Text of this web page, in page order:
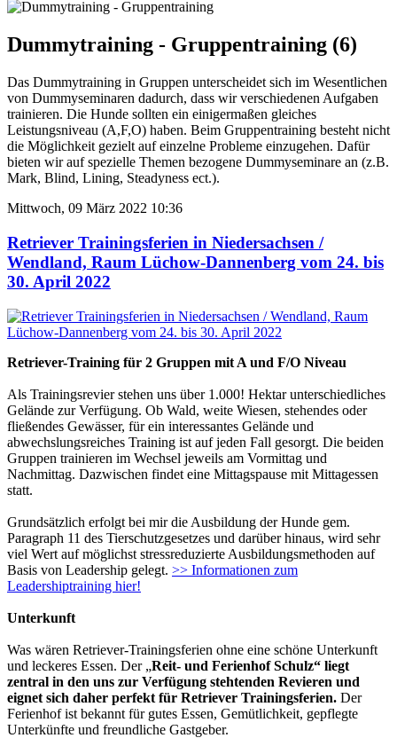
Dummytraining - Gruppentraining (6)
Das Dummytraining in Gruppen unterscheidet sich im Wesentlichen
von Dummyseminaren dadurch, dass wir verschiedenen Aufgaben
trainieren. Die Hunde sollten ein einigermaßen gleiches
Leistungsniveau (A,F,O) haben. Beim Gruppentraining besteht nicht
die Möglichkeit gezielt auf einzelne Probleme einzugehen. Dafür
bieten wir auf spezielle Themen bezogene Dummyseminare an (z.B.
Mark, Blind, Lining, Steadyness ect.).
Mittwoch, 09 März 2022 10:36
Retriever Trainingsferien in Niedersachsen /
Wendland, Raum Lüchow-Dannenberg vom 24. bis
30. April 2022
Retriever-Training für 2 Gruppen mit A und F/O Niveau
Als Trainingsrevier stehen uns über 1.000! Hektar unterschiedliches
Gelände zur Verfügung. Ob Wald, weite Wiesen, stehendes oder
fließendes Gewässer, für ein interessantes Gelände und
abwechslungsreiches Training ist auf jeden Fall gesorgt. Die beiden
Gruppen trainieren im Wechsel jeweils am Vormittag und
Nachmittag. Dazwischen findet eine Mittagspause mit Mittagessen
statt.
Grundsätzlich erfolgt bei mir die Ausbildung der Hunde gem.
Paragraph 11 des Tierschutzgesetzes und darüber hinaus, wird sehr
viel Wert auf möglichst stressreduzierte Ausbildungsmethoden auf
Basis von Leadership gelegt. >> Informationen zum
Leadershiptraining hier!
Unterkunft
Was wären Retriever-Trainingsferien ohne eine schöne Unterkunft
und leckeres Essen. Der „Reit- und Ferienhof Schulz“ liegt
zentral in den uns zur Verfügung stehtenden Revieren und
eignet sich daher perfekt für Retriever Trainingsferien. Der
Ferienhof ist bekannt für gutes Essen, Gemütlichkeit, gepflegte
Unterkünfte und freundliche Gastgeber.